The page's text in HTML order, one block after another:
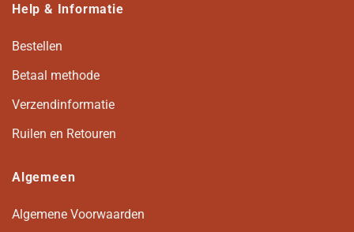
Help & Informatie
Bestellen
Betaal methode
Verzendinformatie
Ruilen en Retouren
Algemeen
Algemene Voorwaarden